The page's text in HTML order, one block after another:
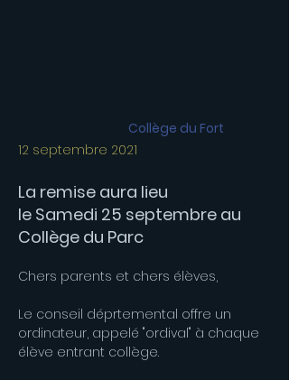
Collège du Fort
12 septembre 2021
La remise aura lieu
le Samedi 25 septembre au
Collège du Parc
Chers parents et chers élèves,
Le conseil déprtemental offre un
ordinateur, appelé "ordival" à chaque
élève entrant collège.